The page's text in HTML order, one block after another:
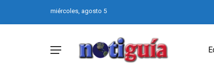
miércoles, agosto 5